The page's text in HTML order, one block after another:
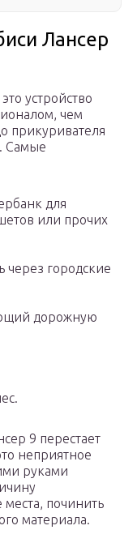
Лансер
устройство
чем
прикуривателя
Самые
для
или прочих
через городские
дорожную
9 перестает
неприятное
руками
починить
материала.